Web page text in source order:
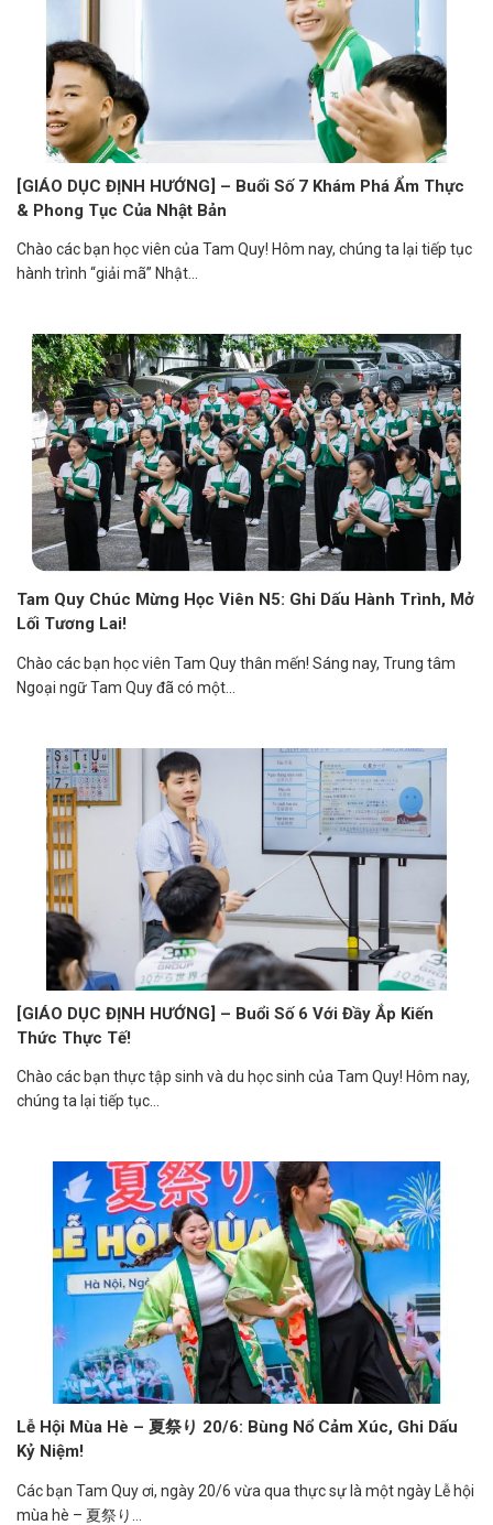
[GIÁO DỤC ĐỊNH HƯỚNG] – Buổi Số 7 Khám Phá Ẩm Thực
& Phong Tục Của Nhật Bản
Chào các bạn học viên của Tam Quy! Hôm nay, chúng ta lại tiếp tục
hành trình “giải mã” Nhật...
Tam Quy Chúc Mừng Học Viên N5: Ghi Dấu Hành Trình, Mở
Lối Tương Lai!
Chào các bạn học viên Tam Quy thân mến! Sáng nay, Trung tâm
Ngoại ngữ Tam Quy đã có một...
[GIÁO DỤC ĐỊNH HƯỚNG] – Buổi Số 6 Với Đầy Ắp Kiến
Thức Thực Tế!
Chào các bạn thực tập sinh và du học sinh của Tam Quy! Hôm nay,
chúng ta lại tiếp tục...
Lễ Hội Mùa Hè – 夏祭り 20/6: Bùng Nổ Cảm Xúc, Ghi Dấu
Kỷ Niệm!
Các bạn Tam Quy ơi, ngày 20/6 vừa qua thực sự là một ngày Lễ hội
mùa hè – 夏祭り...